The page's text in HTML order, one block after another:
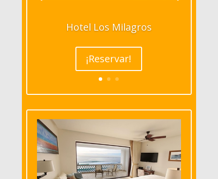
Hotel Los Milagros
¡Reservar!